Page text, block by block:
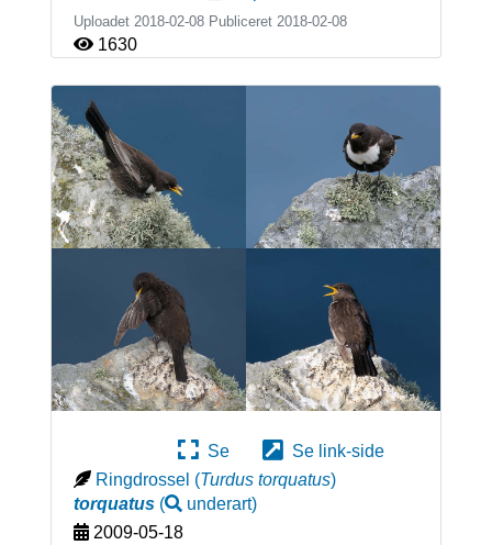
Uploadet 2018-02-08 Publiceret 2018-02-08
1630
Se
Se link-side
Ringdrossel (Turdus torquatus)
torquatus( underart)
2009-05-18